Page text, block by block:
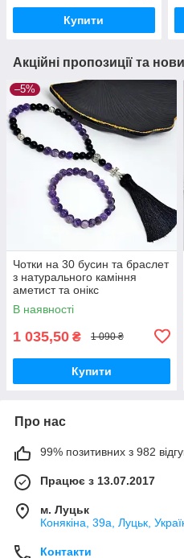
Купити
Акційні пропозиції та
–5%
Чотки на 30 бусин та браслет
з натурального каміння
аметист та онікс
В наявності
1 035,50 ₴ 1 090 ₴
Купити
Про нас
99% позитивних з 982
Працює з 13.07.2017
м. Луцьк
Конякіна, 39а, Луцьк,
Контакти